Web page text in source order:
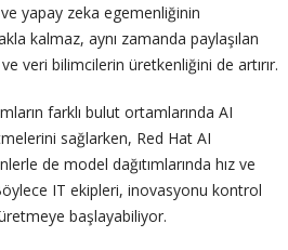
yapay zeka egemenliğinin
kalmaz, aynı zamanda paylaşılan
veri bilimcilerin üretkenliğini de artırır.
farklı bulut ortamlarında AI
sağlarken, Red Hat AI
de model dağıtımlarında hız ve
IT ekipleri, inovasyonu kontrol
başlayabiliyor.